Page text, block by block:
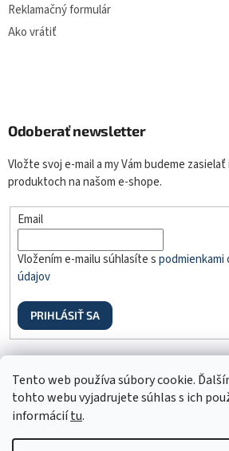
Tento web používa súbory cookie.
tohto webu vyjadrujete súhlas s ich
informáciítu.
Reklamačný formulár
Ako vrátiť
Odoberať newsletter
Vložte svoj e-mail a my Vám budeme
produktoch na našom e-shope.
Email
Vložením e-mailu súhlasíte spodmienkami
údajov
PRIHLÁSIŤ SA
Odstúpenie od